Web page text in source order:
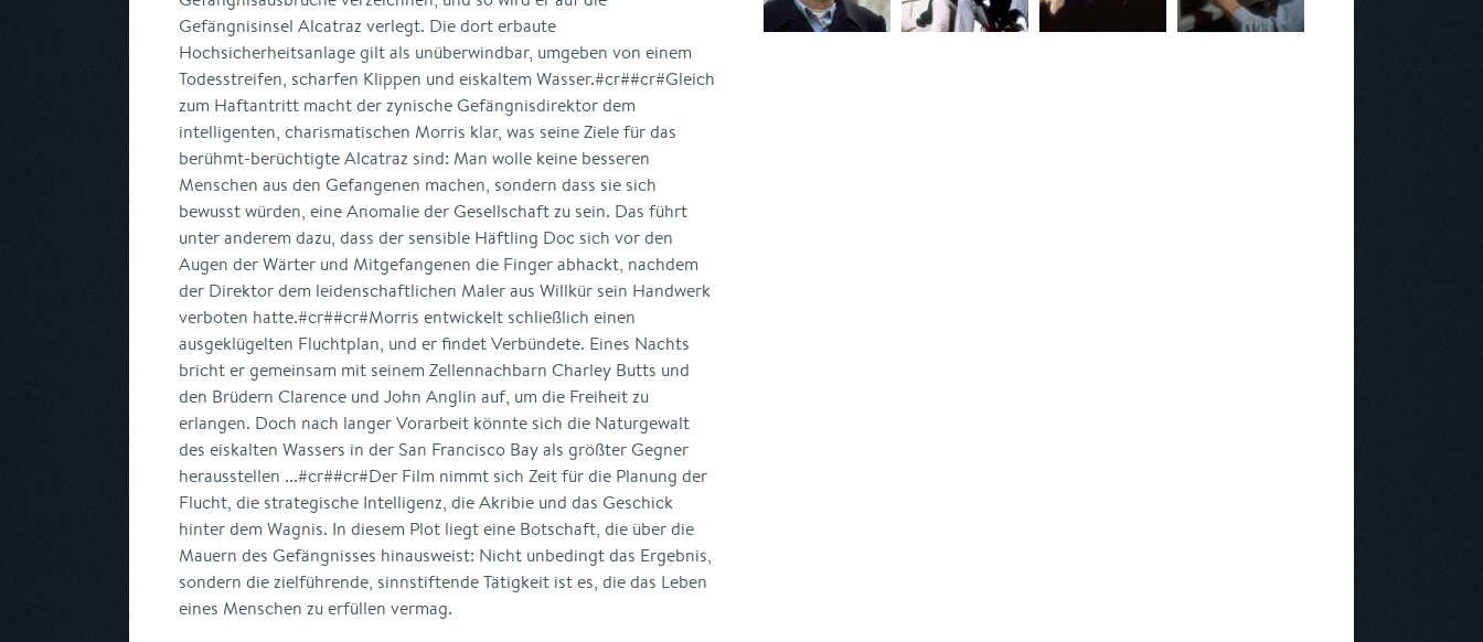
Gefängnisinsel Alcatraz verlegt. Die dort erbaute
Hochsicherheitsanlage gilt als unüberwindbar, umgeben von einem
Todesstreifen, scharfen Klippen und eiskaltem Wasser.#cr##cr#Gleich
zum Haftantritt macht der zynische Gefängnisdirektor dem
intelligenten, charismatischen Morris klar, was seine Ziele für das
berühmt-berüchtigte Alcatraz sind: Man wolle keine besseren
Menschen aus den Gefangenen machen, sondern dass sie sich
bewusst würden, eine Anomalie der Gesellschaft zu sein. Das führt
unter anderem dazu, dass der sensible Häftling Doc sich vor den
Augen der Wärter und Mitgefangenen die Finger abhackt, nachdem
der Direktor dem leidenschaftlichen Maler aus Willkür sein Handwerk
verboten hatte.#cr##cr#Morris entwickelt schließlich einen
ausgeklügelten Fluchtplan, und er findet Verbündete. Eines Nachts
bricht er gemeinsam mit seinem Zellennachbarn Charley Butts und
den Brüdern Clarence und John Anglin auf, um die Freiheit zu
erlangen. Doch nach langer Vorarbeit könnte sich die Naturgewalt
des eiskalten Wassers in der San Francisco Bay als größter Gegner
herausstellen ...#cr##cr#Der Film nimmt sich Zeit für die Planung der
Flucht, die strategische Intelligenz, die Akribie und das Geschick
hinter dem Wagnis. In diesem Plot liegt eine Botschaft, die über die
Mauern des Gefängnisses hinausweist: Nicht unbedingt das Ergebnis,
sondern die zielführende, sinnstiftende Tätigkeit ist es, die das Leben
eines Menschen zu erfüllen vermag.